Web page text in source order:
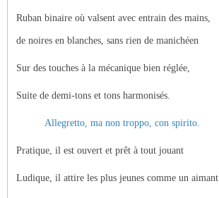
Ruban binaire où valsent avec entrain des mains,
de noires en blanches, sans rien de manichéen
Sur des touches à la mécanique bien réglée,
Suite de demi-tons et tons harmonisés.
Allegretto, ma non troppo, con spirito.
Pratique, il est ouvert et prêt à tout jouant
Ludique, il attire les plus jeunes comme un aimant